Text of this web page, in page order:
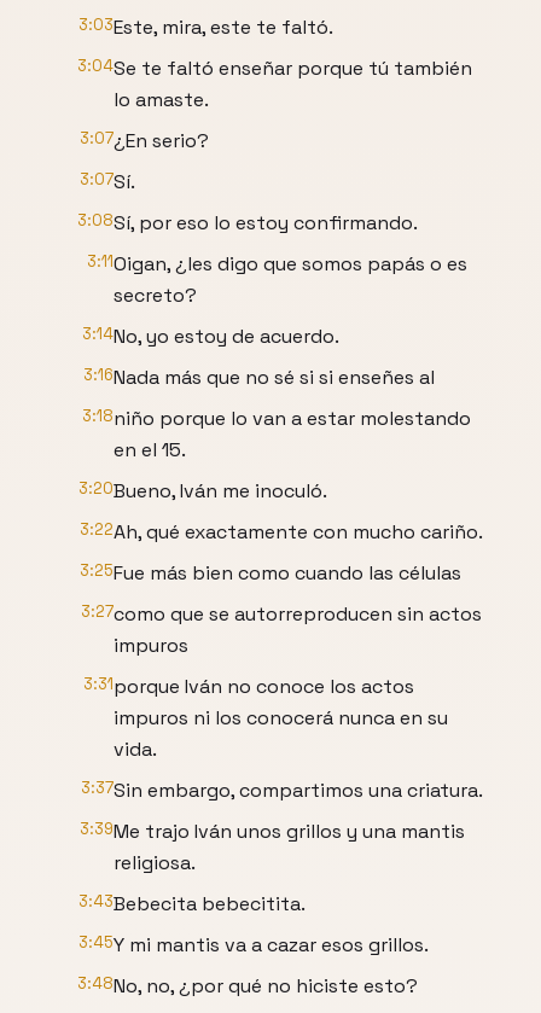
3:03Este, mira, este te faltó.
3:04Se te faltó enseñar porque tú también
lo amaste.
3:07¿En serio?
3:07Sí.
3:08Sí, por eso lo estoy confirmando.
3:11Oigan, ¿les digo que somos papás o es
secreto?
3:14No, yo estoy de acuerdo.
3:16Nada más que no sé si si enseñes al
3:18niño porque lo van a estar molestando
en el 15.
3:20Bueno, Iván me inoculó.
3:22Ah, qué exactamente con mucho cariño.
3:25Fue más bien como cuando las células
3:27como que se autorreproducen sin actos
impuros
3:31porque Iván no conoce los actos
impuros ni los conocerá nunca en su
vida.
3:37Sin embargo, compartimos una criatura.
3:39Me trajo Iván unos grillos y una mantis
religiosa.
3:43Bebecita bebecitita.
3:45Y mi mantis va a cazar esos grillos.
3:48No, no, ¿por qué no hiciste esto?